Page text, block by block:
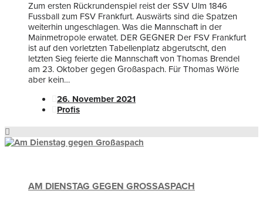
Zum ersten Rückrundenspiel reist der SSV Ulm 1846
Fussball zum FSV Frankfurt. Auswärts sind die Spatzen
weiterhin ungeschlagen. Was die Mannschaft in der
Mainmetropole erwatet. DER GEGNER Der FSV Frankfurt
ist auf den vorletzten Tabellenplatz abgerutscht, den
letzten Sieg feierte die Mannschaft von Thomas Brendel
am 23. Oktober gegen Großaspach. Für Thomas Wörle
aber kein…
26. November 2021
Profis
AM DIENSTAG GEGEN GROSSASPACH